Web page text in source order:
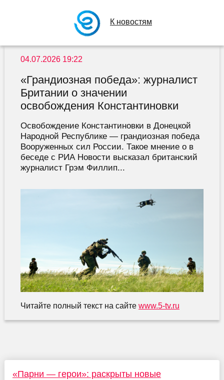
К новостям
04.07.2026 19:22
«Грандиозная победа»: журналист
Британии о значении
освобождения Константиновки
Освобождение Константиновки в Донецкой
Народной Республике — грандиозная победа
Вооруженных сил России. Такое мнение о в
беседе с РИА Новости высказал британский
журналист Грэм Филлип...
Читайте полный текст на сайте www.5-tv.ru
«Парни — герои»: раскрыты новые